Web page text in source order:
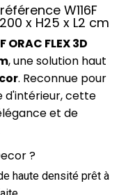
W116F
x H25 x L2 cm
ORAC FLEX 3D
, une solution haut
. Reconnue pour
d'intérieur, cette
et de
?
haute densité prêt à